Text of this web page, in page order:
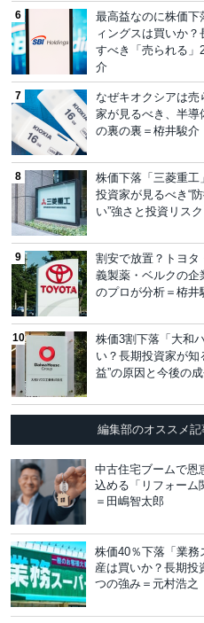
最高益なのに株価
ィングスは買いか
すべき「売られる」
介
なぜキオクシアは売
家が見るべき、半導
の裏の裏＝栫井駿介
株価下落「三菱重工
投資家が見るべき“
い”強さと投資リス
割安で放置？トヨタ
義製薬・ベルクの企
のプロが分析＝栫井
株価3割下落「大和
い？長期投資家が知
益”の原因と今後の
編集部のオススメ記
中古住宅ブームで恩
込める「リフォーム
＝田嶋智太郎
株価40％下落「業務
産は買いか？長期投
つの強み＝元村浩之